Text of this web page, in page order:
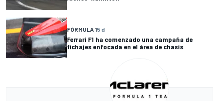
FÓRMULA 15 d
Ferrari F1 ha comenzado una campaña de
fichajes enfocada en el área de chasis